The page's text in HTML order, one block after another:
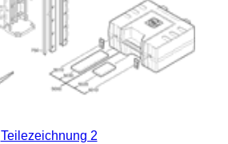
Teilezeichnung 2